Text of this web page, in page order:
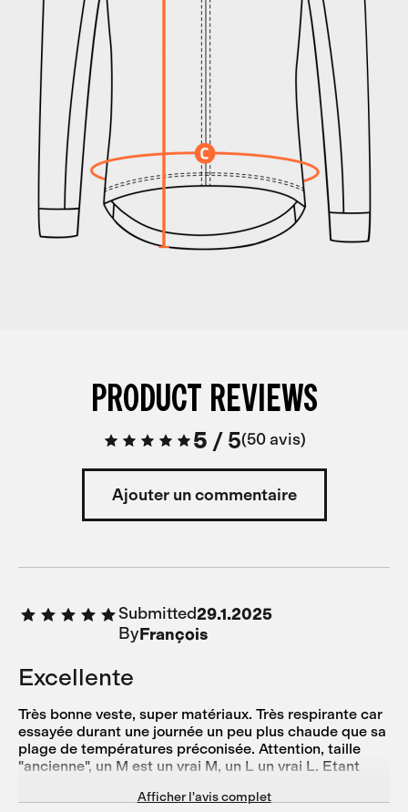
PRODUCT REVIEWS
5 /5 50 avis
Ajouter un commentaire
Submitted29.1.2025
ByFrançois
Excellente
Très bonne veste, super matériaux. Très respirante car
essayée durant une journée un peu plus chaude que sa
plage de températures préconisée. Attention, taille
"ancienne", un M est un vrai M, un L un vrai L. Etant
qu'un M (longueur un peu courte pour les bras et le
Afficher l'avis complet